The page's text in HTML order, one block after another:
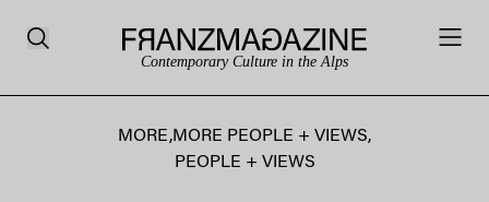
Contemporary Culture in the Alps
MORE,MORE PEOPLE + VIEWS,
PEOPLE + VIEWS